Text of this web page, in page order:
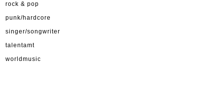
rock & pop
punk/hardcore
singer/songwriter
talentamt
worldmusic